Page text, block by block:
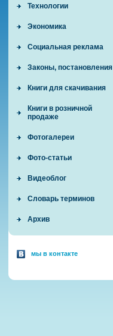
Технологии
Экономика
Социальная реклама
Законы, постановления
Книги для скачивания
Книги в розничной
продаже
Фотогалереи
Фото-статьи
Видеоблог
Словарь терминов
Архив
мы в контакте